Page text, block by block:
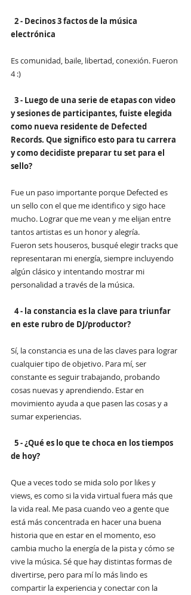
2 - Decinos 3 factos de la música
electrónica
Es comunidad, baile, libertad, conexión. Fueron
4 :)
3 - Luego de una serie de etapas con video
y sesiones de participantes, fuiste elegida
como nueva residente de Defected
Records. Que significo esto para tu carrera
y como decidiste preparar tu set para el
sello?
Fue un paso importante porque Defected es
un sello con el que me identifico y sigo hace
mucho. Lograr que me vean y me elijan entre
tantos artistas es un honor y alegría.
Fueron sets houseros, busqué elegir tracks que
representaran mi energía, siempre incluyendo
algún clásico y intentando mostrar mi
personalidad a través de la música.
4 - la constancia es la clave para triunfar
en este rubro de DJ/productor?
Sí, la constancia es una de las claves para lograr
cualquier tipo de objetivo. Para mí, ser
constante es seguir trabajando, probando
cosas nuevas y aprendiendo. Estar en
movimiento ayuda a que pasen las cosas y a
sumar experiencias.
5 - ¿Qué es lo que te choca en los tiempos
de hoy?
Que a veces todo se mida solo por likes y
views, es como si la vida virtual fuera más que
la vida real. Me pasa cuando veo a gente que
está más concentrada en hacer una buena
historia que en estar en el momento, eso
cambia mucho la energía de la pista y cómo se
vive la música. Sé que hay distintas formas de
divertirse, pero para mí lo más lindo es
compartir la experiencia y conectar con la